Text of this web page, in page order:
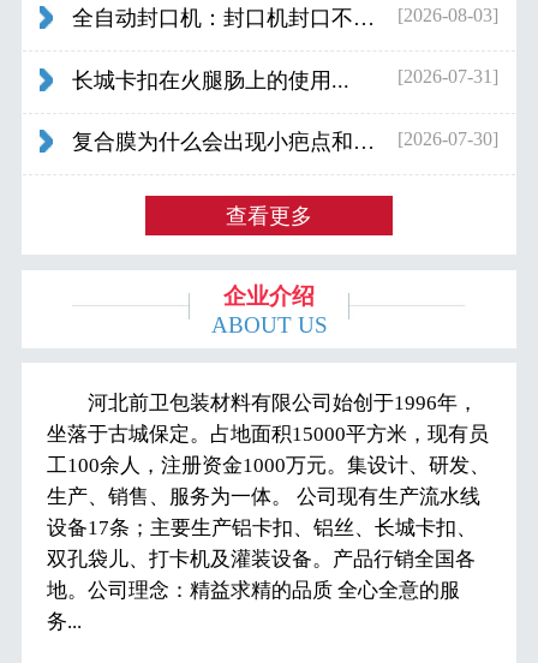
全自动封口机：封口机封口不好应检查什... [2026-08-03]
长城卡扣在火腿肠上的使用... [2026-07-31]
复合膜为什么会出现小疤点和波浪纹... [2026-07-30]
查看更多
企业介绍
ABOUT US
河北前卫包装材料有限公司始创于1996年，
坐落于古城保定。占地面积15000平方米，现有员
工100余人，注册资金1000万元。集设计、研发、
生产、销售、服务为一体。 公司现有生产流水线
设备17条；主要生产铝卡扣、铝丝、长城卡扣、
双孔袋儿、打卡机及灌装设备。产品行销全国各
地。公司理念：精益求精的品质 全心全意的服
务...